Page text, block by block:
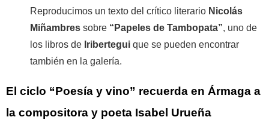
Reproducimos un texto del crítico literario Nicolás
Miñambres sobre “Papeles de Tambopata”, uno de
los libros de Iribertegui que se pueden encontrar
también en la galería.
El ciclo “Poesía y vino” recuerda en Ármaga a
la compositora y poeta Isabel Urueña